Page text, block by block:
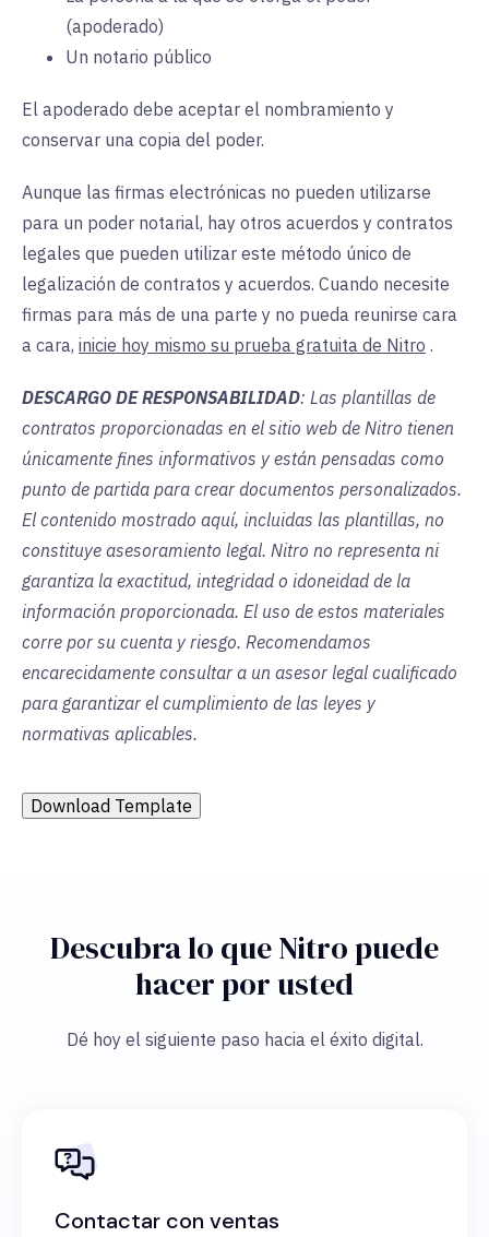
(apoderado)
Un notario público
El apoderado debe aceptar el nombramiento y
conservar una copia del poder.
Aunque las firmas electrónicas no pueden utilizarse
para un poder notarial, hay otros acuerdos y contratos
legales que pueden utilizar este método único de
legalización de contratos y acuerdos. Cuando necesite
firmas para más de una parte y no pueda reunirse cara
a cara, inicie hoy mismo su prueba gratuita de Nitro .
DESCARGO DE RESPONSABILIDAD: Las plantillas de
contratos proporcionadas en el sitio web de Nitro tienen
únicamente fines informativos y están pensadas como
punto de partida para crear documentos personalizados.
El contenido mostrado aquí, incluidas las plantillas, no
constituye asesoramiento legal. Nitro no representa ni
garantiza la exactitud, integridad o idoneidad de la
información proporcionada. El uso de estos materiales
corre por su cuenta y riesgo. Recomendamos
encarecidamente consultar a un asesor legal cualificado
para garantizar el cumplimiento de las leyes y
normativas aplicables.
Download Template
Descubra lo que Nitro puede
hacer por usted
Dé hoy el siguiente paso hacia el éxito digital.
Contactar con ventas